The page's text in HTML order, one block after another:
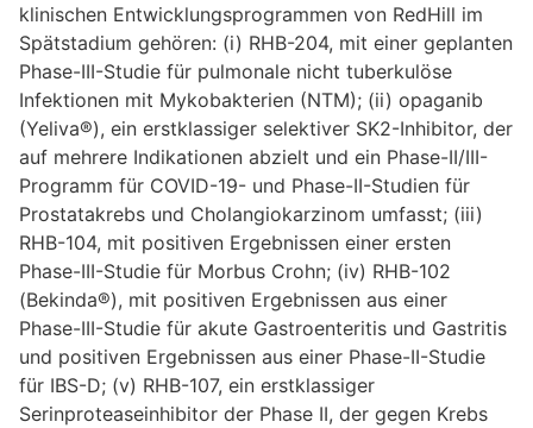
klinischen Entwicklungsprogrammen von RedHill im
Spätstadium gehören: (i) RHB-204, mit einer geplanten
Phase-III-Studie für pulmonale nicht tuberkulöse
Infektionen mit Mykobakterien (NTM); (ii) opaganib
(Yeliva®), ein erstklassiger selektiver SK2-Inhibitor, der
auf mehrere Indikationen abzielt und ein Phase-II/III-
Programm für COVID-19- und Phase-II-Studien für
Prostatakrebs und Cholangiokarzinom umfasst; (iii)
RHB-104, mit positiven Ergebnissen einer ersten
Phase-III-Studie für Morbus Crohn; (iv) RHB-102
(Bekinda®), mit positiven Ergebnissen aus einer
Phase-III-Studie für akute Gastroenteritis und Gastritis
und positiven Ergebnissen aus einer Phase-II-Studie
für IBS-D; (v) RHB-107, ein erstklassiger
Serinproteaseinhibitor der Phase II, der gegen Krebs